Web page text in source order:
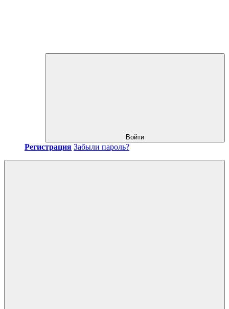
Войти
Регистрация Забыли пароль?